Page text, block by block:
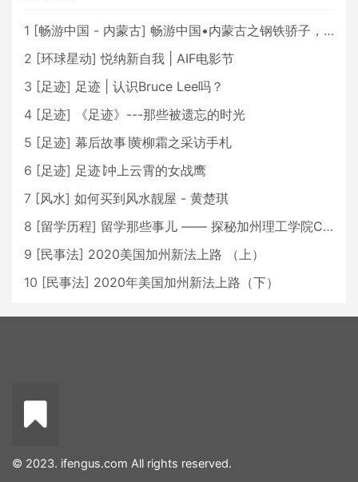
1 [畅游中国 - 内蒙古] 畅游中国•内蒙古之钢铁骄子，魅力包头
2 [环球星动] 悦纳新自我 | AIF电影节
3 [足迹] 足迹 | 认识Bruce Lee吗？
4 [足迹]
《足迹》---那些被遗忘的时光
5 [足迹] 幕后故事∣黄柳霜之采访手札
6 [足迹] 足迹∣冲上云霄的女战鹰
7 [风水] 如何买到风水靓屋 - 黄楚琪
8 [留学历程] 留学那些事儿 —— 探秘加州理工学院Caltech博士生活 [上集]
9 [民事法] 2020美国加州新法上路 （上）
10 [民事法] 2020年美国加州新法上路（下）
© 2023. ifengus.com All rights reserved.